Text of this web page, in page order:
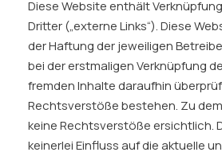
Diese Website enthält
Dritter („externe Links“). Diese
der Haftung der jeweiligen
bei der erstmaligen Verknüpfung
fremden Inhalte daraufhin
Rechtsverstöße bestehen. Zu
keine Rechtsverstöße ersichtlich.
keinerlei Einfluss auf die aktuelle